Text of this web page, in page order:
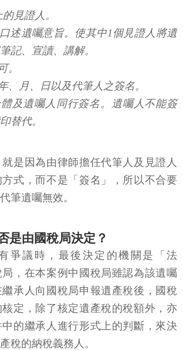
見證人。
述遺囑意旨。使其中1個見證人將遺
記、宣讀、講解。
。
、月、日以及代筆人之簽名。
及遺囑人同行簽名。遺囑人不能簽
替代。
是因為由律師擔任代筆人及見證人
式，而不是「簽名」，所以不合要
筆遺囑無效。
是由國稅局決定？
爭議時，最後決定的機關是「法
，在本案例中國稅局雖認為該遺囑
承人向國稅局申報遺產稅後，國稅
定，除了核定遺產稅的稅額外，亦
的繼承人進行形式上的判斷，來決
稅的納稅義務人。